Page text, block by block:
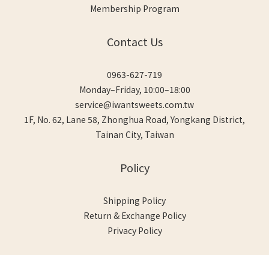
Membership Program
Contact Us
0963-627-719
Monday–Friday, 10:00–18:00
service@iwantsweets.com.tw
1F, No. 62, Lane 58, Zhonghua Road, Yongkang District,
Tainan City, Taiwan
Policy
Shipping Policy
Return & Exchange Policy
Privacy Policy